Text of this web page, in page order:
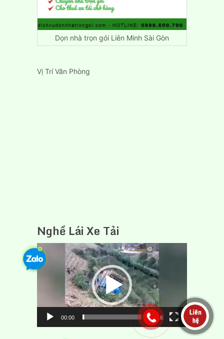
Dọn nhà trọn gói Liên Minh Sài Gòn
Vị Trí Văn Phòng
Nghề Lái Xe Tải
Trình
chơi
Video
00:00 09:16